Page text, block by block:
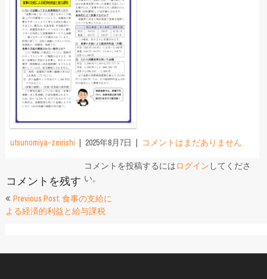
utsunomiya-zeirishi 2025年8月7日 コメントはまだありません
コメントを残す
コメントを投稿するにはログイン してくださ
い。
投
稿
ビ
Previous Post: 食事の支給に
よる経済的利益と給与課税